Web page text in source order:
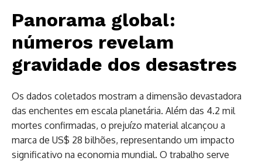
Panorama global:
números revelam
gravidade dos desastres
Os dados coletados mostram a dimensão devastadora
das enchentes em escala planetária. Além das 4.2 mil
mortes confirmadas, o prejuízo material alcançou a
marca de US$ 28 bilhões, representando um impacto
significativo na economia mundial. O trabalho serve